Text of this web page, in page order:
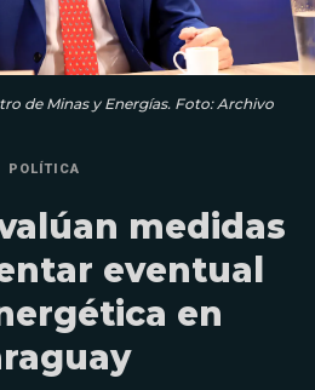
de Minas y Energías. Foto: Archivo
POLÍTICA
medidas
eventual
en